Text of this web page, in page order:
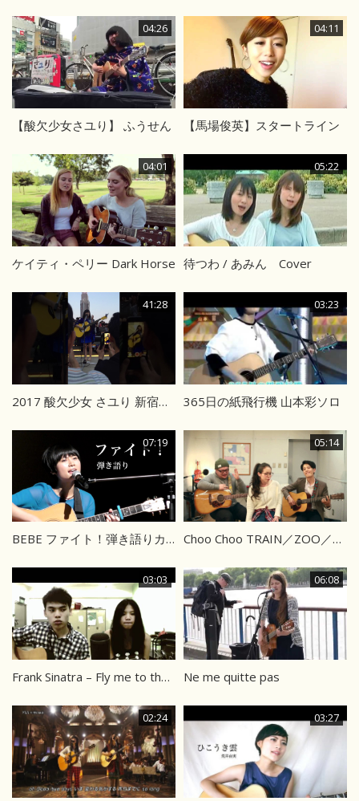
04:26
【酸欠少女さユり】 ふうせん
04:11
【馬場俊英】スタートライン
04:01
ケイティ・ペリー Dark Horse
05:22
待つわ / あみん Cover
41:28
2017 酸欠少女 さユり 新宿路上ライブ ＠新宿駅 Suicaのペンギン広場
03:23
365日の紙飛行機 山本彩ソロ
07:19
BEBE ファイト！弾き語りカバー
05:14
Choo Choo TRAIN／ZOO／EXILE（Cover）
03:03
Frank Sinatra – Fly me to the moon (Cover)
06:08
Ne me quitte pas
02:24 03:27